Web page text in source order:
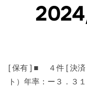
[ 保有 ] ■ ４件 [ 決済
ト）年率：ー３．３